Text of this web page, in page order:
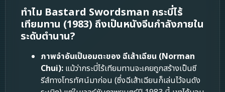
ทำไม Bastard Swordsman กระบี่ไร้
เทียมทาน (1983) ถึงเป็นหนังจีนกำลังภายใน
ระดับตำนาน?
ภาพจำอันเป็นอมตะของ ฉีเส้าเฉียน (Norman
Chui): แม้ว่ากระบี่ไร้เทียมทานจะเคยถูกสร้างเป็นซี
รีส์ทางโทรทัศน์มาก่อน (ซึ่งฉีเส้าเฉียนก็เล่นไว้จนดัง